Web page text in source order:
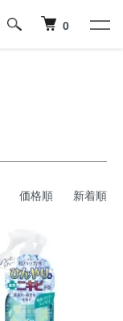
0
価格順 新着順